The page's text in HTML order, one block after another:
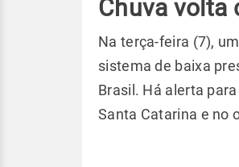
Chuva volta
Na terça-feira (7),
sistema de baixa
Brasil. Há alerta
Santa Catarina e no